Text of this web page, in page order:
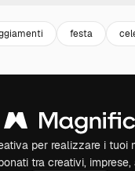
festa
per realizzare i tuoi
tra creativi,